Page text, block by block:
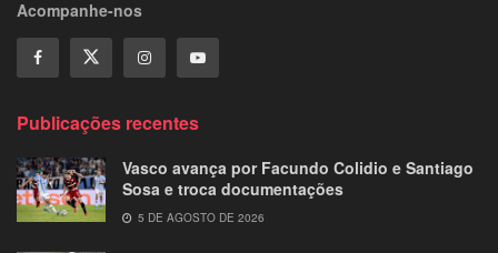
Acompanhe-nos
Publicações recentes
Vasco avança por Facundo Colidio e Santiago
Sosa e troca documentações
5 DE AGOSTO DE 2026